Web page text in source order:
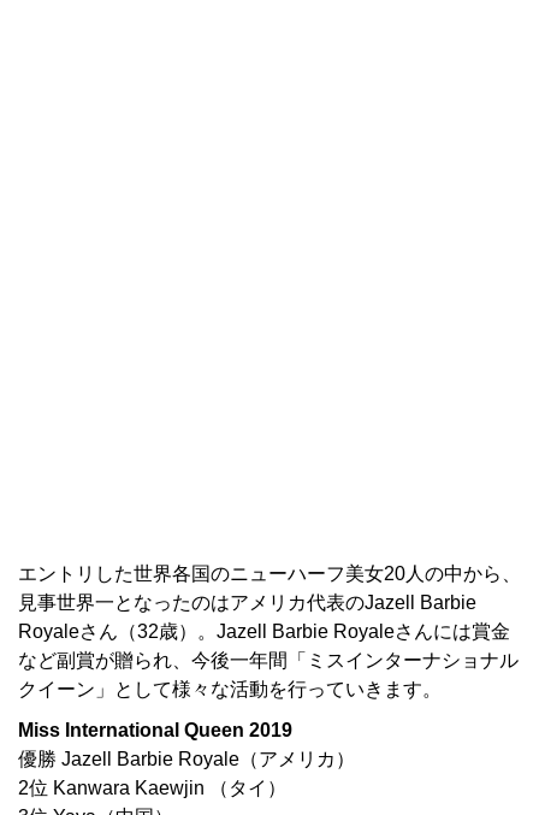
エントリした世界各国のニューハーフ美女20人の中から、
見事世界一となったのはアメリカ代表のJazell Barbie
Royaleさん（32歳）。Jazell Barbie Royaleさんには賞金
など副賞が贈られ、今後一年間「ミスインターナショナル
クイーン」として様々な活動を行っていきます。
Miss International Queen 2019
優勝 Jazell Barbie Royale（アメリカ）
2位 Kanwara Kaewjin （タイ）